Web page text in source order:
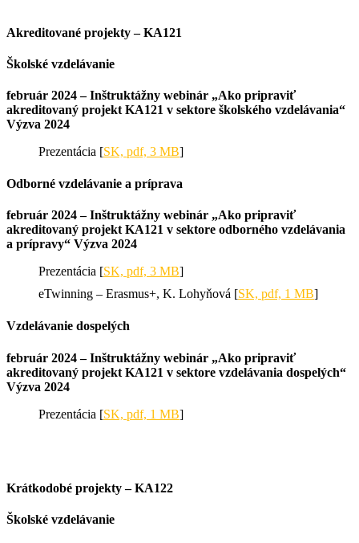
Akreditované projekty – KA121
Školské vzdelávanie
február 2024 – Inštruktážny webinár „Ako pripraviť
akreditovaný projekt KA121 v sektore školského vzdelávania“
Výzva 2024
Prezentácia [SK, pdf, 3 MB]
Odborné vzdelávanie a príprava
február 2024 – Inštruktážny webinár „Ako pripraviť
akreditovaný projekt KA121 v sektore odborného vzdelávania
a prípravy“ Výzva 2024
Prezentácia [SK, pdf, 3 MB]
eTwinning – Erasmus+, K. Lohyňová [SK, pdf, 1 MB]
Vzdelávanie dospelých
február 2024 – Inštruktážny webinár „Ako pripraviť
akreditovaný projekt KA121 v sektore vzdelávania dospelých“
Výzva 2024
Prezentácia [SK, pdf, 1 MB]
Krátkodobé projekty – KA122
Školské vzdelávanie